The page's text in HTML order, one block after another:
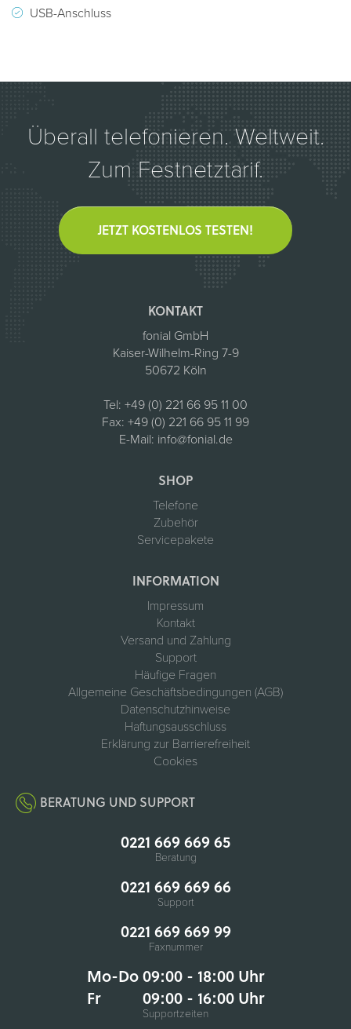
USB-Anschluss
Überall telefonieren. Weltweit.
Zum Festnetztarif.
JETZT KOSTENLOS TESTEN!
KONTAKT
fonial GmbH
Kaiser-Wilhelm-Ring 7-9
50672 Köln
Tel: +49 (0) 221 66 95 11 00
Fax: +49 (0) 221 66 95 11 99
E-Mail: info@fonial.de
SHOP
Telefone
Zubehör
Servicepakete
INFORMATION
Impressum
Kontakt
Versand und Zahlung
Support
Häufige Fragen
Allgemeine Geschäftsbedingungen (AGB)
Datenschutzhinweise
Haftungsausschluss
Erklärung zur Barrierefreiheit
Cookies
BERATUNG UND SUPPORT
0221 669 669 65
Beratung
0221 669 669 66
Support
0221 669 669 99
Faxnummer
Mo-Do 09:00 - 18:00 Uhr
Fr
09:00 - 16:00 Uhr
Supportzeiten